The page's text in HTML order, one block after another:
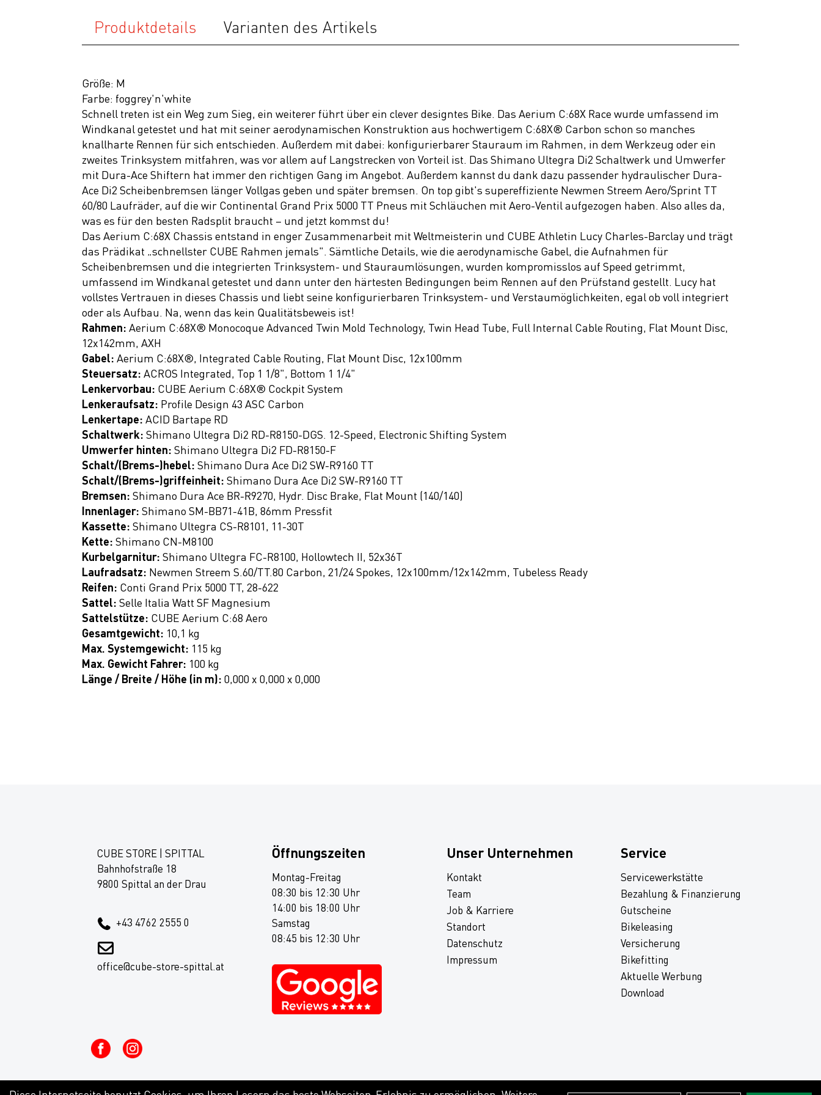
Mountainbike
Produktdetails Varianten des Artikels
Größe: M
Farbe: foggrey'n'white
Schnell treten ist ein Weg zum Sieg, ein weiterer führt über ein clever designtes Bike. Das Aerium C:68X Race wurde umfassend im
Windkanal getestet und hat mit seiner aerodynamischen Konstruktion aus hochwertigem C:68X® Carbon schon so manches
knallharte Rennen für sich entschieden. Außerdem mit dabei: konfigurierbarer Stauraum im Rahmen, in dem Werkzeug oder ein
zweites Trinksystem mitfahren, was vor allem auf Langstrecken von Vorteil ist. Das Shimano Ultegra Di2 Schaltwerk und Umwerfer
mit Dura-Ace Shiftern hat immer den richtigen Gang im Angebot. Außerdem kannst du dank dazu passender hydraulischer Dura-
Ace Di2 Scheibenbremsen länger Vollgas geben und später bremsen. On top gibt's supereffiziente Newmen Streem Aero/Sprint TT
60/80 Laufräder, auf die wir Continental Grand Prix 5000 TT Pneus mit Schläuchen mit Aero-Ventil aufgezogen haben. Also alles da,
was es für den besten Radsplit braucht – und jetzt kommst du!
Das Aerium C:68X Chassis entstand in enger Zusammenarbeit mit Weltmeisterin und CUBE Athletin Lucy Charles-Barclay und trägt
das Prädikat „schnellster CUBE Rahmen jemals". Sämtliche Details, wie die aerodynamische Gabel, die Aufnahmen für
Scheibenbremsen und die integrierten Trinksystem- und Stauraumlösungen, wurden kompromisslos auf Speed getrimmt,
umfassend im Windkanal getestet und dann unter den härtesten Bedingungen beim Rennen auf den Prüfstand gestellt. Lucy hat
vollstes Vertrauen in dieses Chassis und liebt seine konfigurierbaren Trinksystem- und Verstaumöglichkeiten, egal ob voll integriert
oder als Aufbau. Na, wenn das kein Qualitätsbeweis ist!
Rahmen:Aerium C:68X® Monocoque Advanced Twin Mold Technology, Twin Head Tube, Full Internal Cable Routing, Flat Mount Disc,
12x142mm, AXH
Gabel:Aerium C:68X®, Integrated Cable Routing, Flat Mount Disc, 12x100mm
Steuersatz:ACROS Integrated, Top 1 1/8", Bottom 1 1/4"
Lenkervorbau: CUBE Aerium C:68X® Cockpit System
Lenkeraufsatz: Profile Design 43 ASC Carbon
Lenkertape:ACID Bartape RD
Schaltwerk:Shimano Ultegra Di2 RD-R8150-DGS. 12-Speed, Electronic Shifting System
Umwerfer hinten:Shimano Ultegra Di2 FD-R8150-F
Schalt/(Brems-)hebel:Shimano Dura Ace Di2 SW-R9160 TT
Schalt/(Brems-)griffeinheit:Shimano Dura Ace Di2 SW-R9160 TT
Bremsen:Shimano Dura Ace BR-R9270, Hydr. Disc Brake, Flat Mount (140/140)
Innenlager:Shimano SM-BB71-41B, 86mm Pressfit
Kassette:Shimano Ultegra CS-R8101, 11-30T
Kette:Shimano CN-M8100
Kurbelgarnitur:Shimano Ultegra FC-R8100, Hollowtech II, 52x36T
Laufradsatz: Newmen Streem S.60/TT.80 Carbon, 21/24 Spokes, 12x100mm/12x142mm, Tubeless Ready
Reifen: Conti Grand Prix 5000 TT, 28-622
Sattel:Selle Italia Watt SF Magnesium
Sattelstütze: CUBE Aerium C:68 Aero
Gesamtgewicht: 10,1 kg
Max. Systemgewicht: 115 kg
Max. Gewicht Fahrer: 100 kg
Länge / Breite / Höhe (in m):0,000 x 0,000 x 0,000
CUBE STORE | SPITTAL
Bahnhofstraße 18
9800 Spittal an der Drau
+43 4762 2555 0
office@cube-store-spittal.at
Öffnungszeiten
Montag-Freitag
08:30 bis 12:30 Uhr
14:00 bis 18:00 Uhr
Samstag
08:45 bis 12:30 Uhr
Unser Unternehmen
Kontakt
Team
Job & Karriere
Standort
Datenschutz
Impressum
Service
Servicewerkstätte
Bezahlung & Finanzierung
Gutscheine
Bikeleasing
Versicherung
Bikefitting
Aktuelle Werbung
Download